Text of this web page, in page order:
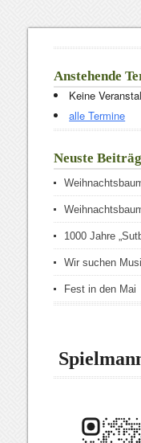
Anstehende
Keine
alle Termine
Neuste
1000 Jahre
Wir suchen
Fest in den Mai